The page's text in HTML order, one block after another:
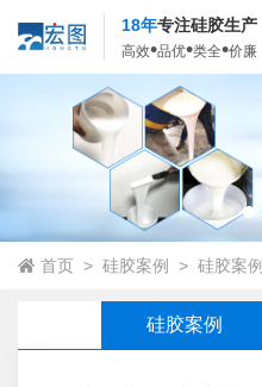
18年专注硅胶生产
高效•品优•类全•价廉
首页 > 硅胶案例 > 硅胶案例
硅胶案例